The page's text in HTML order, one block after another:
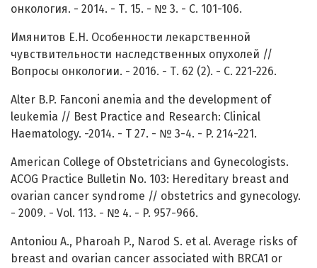
онкология. - 2014. - Т. 15. - № 3. - C. 101-106.
Имянитов Е.Н. Особенности лекарственной
чувствительности наследственных опухолей //
Вопросы онкологии. - 2016. - Т. 62 (2). - C. 221-226.
Alter B.P. Fanconi anemia and the development of
leukemia // Best Practice and Research: Clinical
Haematology. -2014. - Т 27. - № 3-4. - P. 214-221.
American College of Obstetricians and Gynecologists.
ACOG Practice Bulletin No. 103: Hereditary breast and
ovarian cancer syndrome // obstetrics and gynecology.
- 2009. - Vol. 113. - № 4. - P. 957-966.
Antoniou A., Pharoah P., Narod S. et al. Average risks of
breast and ovarian cancer associated with BRCA1 or